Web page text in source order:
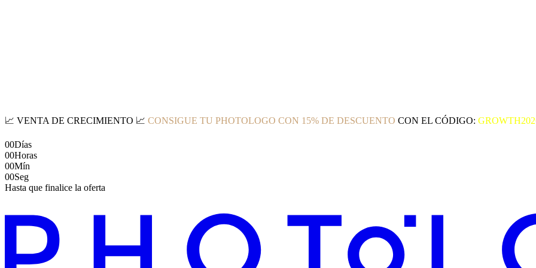
📈 VENTA DE CRECIMIENTO 📈 CONSIGUE TU PHOTOLOGO CON 15% DE DESCUENTO CON EL CÓDIGO:
00Días
00Horas
00Mín
00Seg
Hasta que finalice la oferta